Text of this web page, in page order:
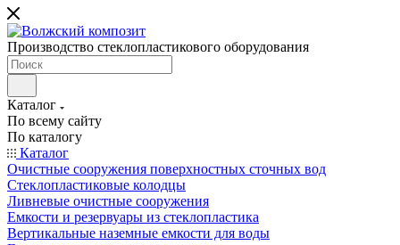
Производство стеклопластикового оборудования
Каталог
По всему сайту
По каталогу
Каталог
Очистные сооружения поверхностных сточных вод
Стеклопластиковые колодцы
Ливневые очистные сооружения
Емкости и резервуары из стеклопластика
Вертикальные наземные емкости для воды